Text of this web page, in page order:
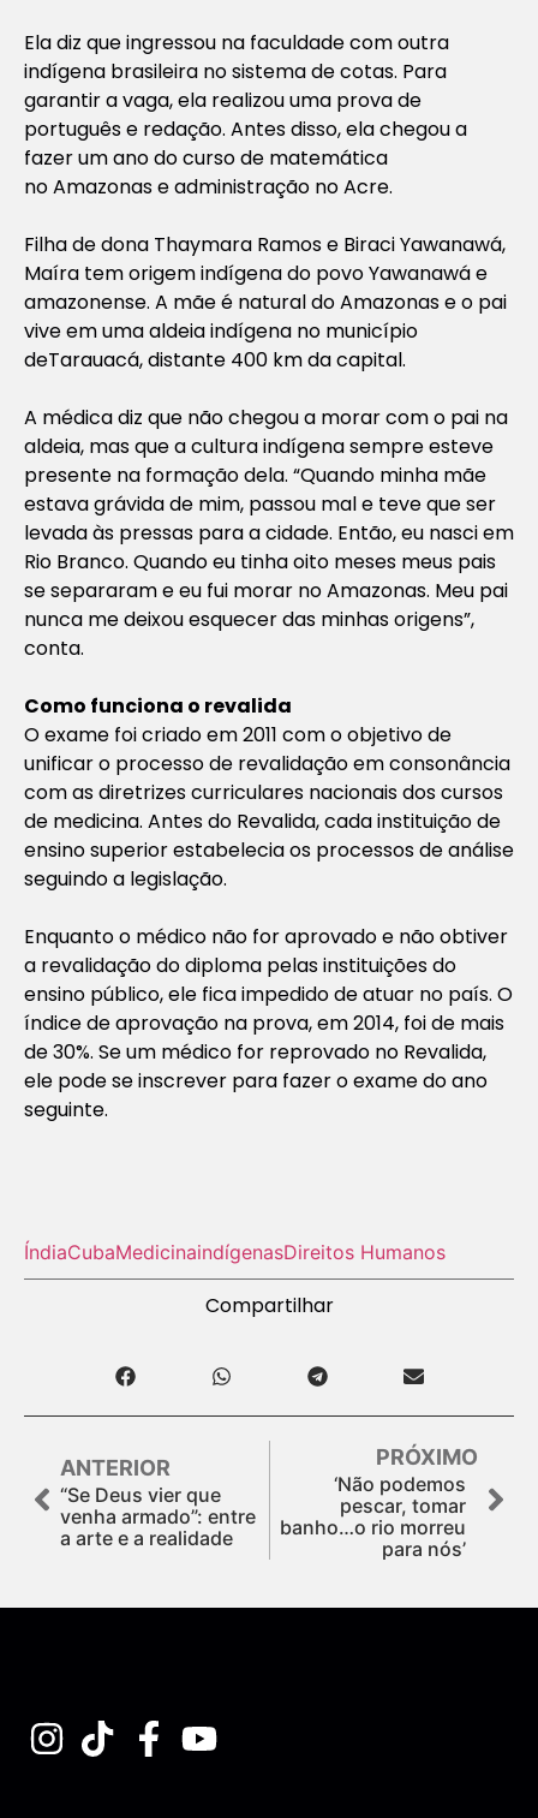
Ela diz que ingressou na faculdade com outra
indígena brasileira no sistema de cotas. Para
garantir a vaga, ela realizou uma prova de
português e redação. Antes disso, ela chegou a
fazer um ano do curso de matemática
no Amazonas e administração no Acre.
Filha de dona Thaymara Ramos e Biraci Yawanawá,
Maíra tem origem indígena do povo Yawanawá e
amazonense. A mãe é natural do Amazonas e o pai
vive em uma aldeia indígena no município
deTarauacá, distante 400 km da capital.
A médica diz que não chegou a morar com o pai na
aldeia, mas que a cultura indígena sempre esteve
presente na formação dela. “Quando minha mãe
estava grávida de mim, passou mal e teve que ser
levada às pressas para a cidade. Então, eu nasci em
Rio Branco. Quando eu tinha oito meses meus pais
se separaram e eu fui morar no Amazonas. Meu pai
nunca me deixou esquecer das minhas origens”,
conta.
Como funciona o revalida
O exame foi criado em 2011 com o objetivo de
unificar o processo de revalidação em consonância
com as diretrizes curriculares nacionais dos cursos
de medicina. Antes do Revalida, cada instituição de
ensino superior estabelecia os processos de análise
seguindo a legislação.
Enquanto o médico não for aprovado e não obtiver
a revalidação do diploma pelas instituições do
ensino público, ele fica impedido de atuar no país. O
índice de aprovação na prova, em 2014, foi de mais
de 30%. Se um médico for reprovado no Revalida,
ele pode se inscrever para fazer o exame do ano
seguinte.
ÍndiaCubaMedicinaindígenasDireitos Humanos
Compartilhar
ANTERIOR
“Se Deus vier que
venha armado”: entre
a arte e a realidade
PRÓXIMO
‘Não podemos
pescar, tomar
banho…o rio morreu
para nós’